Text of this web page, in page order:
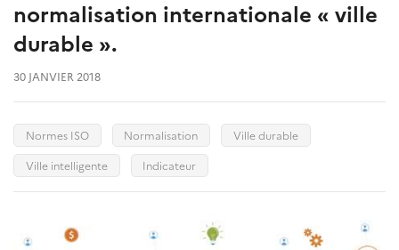
normalisation internationale « ville
durable ».
30 JANVIER 2018
Normes ISO Normalisation
Ville durable
Ville intelligente
Indicateur